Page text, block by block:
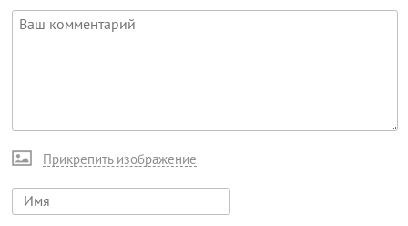
Прикрепить изображение